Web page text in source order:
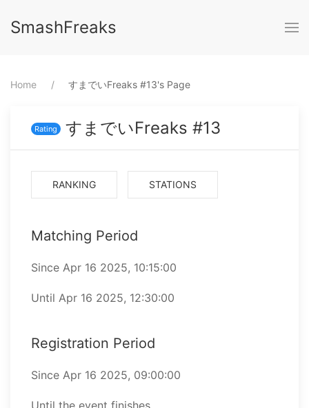
SmashFreaks
Home ⁨すまでいFreaks #13⁩'s Page
Rating すまでいFreaks #13
RANKING STATIONS
Matching Period
Since ⁨Apr 16 2025, 10:15:00⁩
Until ⁨Apr 16 2025, 12:30:00⁩
Registration Period
Since ⁨Apr 16 2025, 09:00:00⁩
Until the event finishes